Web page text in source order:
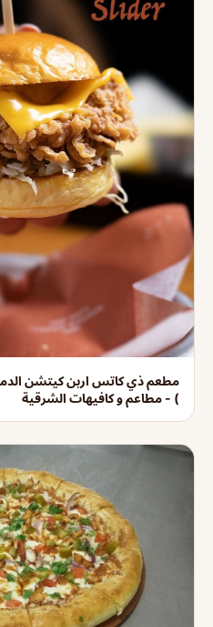
مطعم ذي كاتس اربن كيتشن
) - مطاعم و كافيهات الشرقية